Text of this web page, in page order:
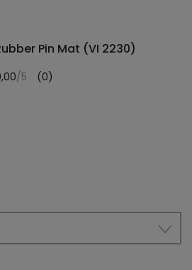
Pin Mat (VI 2230)
/5 (0)